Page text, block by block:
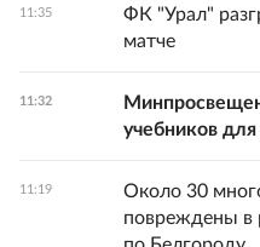
11:35
ФК "Урал"
матче
11:32
учебников
11:19
Около 30
повреждены в